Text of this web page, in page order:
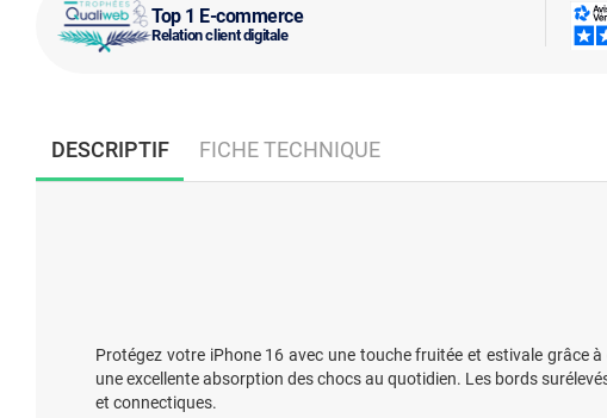
Top 1 E-commerce
Relation client digitale
DESCRIPTIF FICHE TECHNIQUE
Protégez votre iPhone 16 avec une touche fruitée et estivale grâce
une excellente absorption des chocs au quotidien. Les bords
et connectiques.